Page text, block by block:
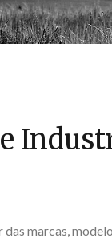
marcas,